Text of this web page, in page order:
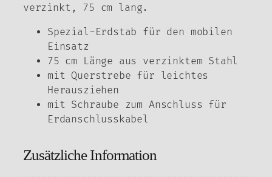
verzinkt, 75 cm lang.
Spezial-Erdstab für den mobilen
Einsatz
75 cm Länge aus verzinktem Stahl
mit Querstrebe für leichtes
Herausziehen
mit Schraube zum Anschluss für
Erdanschlusskabel
Zusätzliche Information